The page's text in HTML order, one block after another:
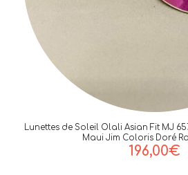
Lunettes de Soleil Olali Asian Fit MJ
Maui Jim Coloris Doré
196,00€